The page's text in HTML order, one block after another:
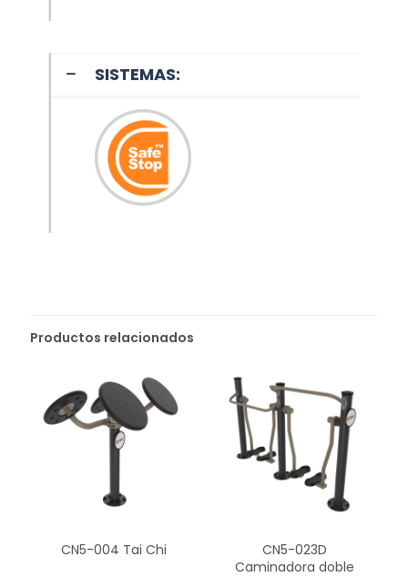
SISTEMAS:
Productos relacionados
CN5-004 Tai Chi
CN5-023D
Caminadora doble